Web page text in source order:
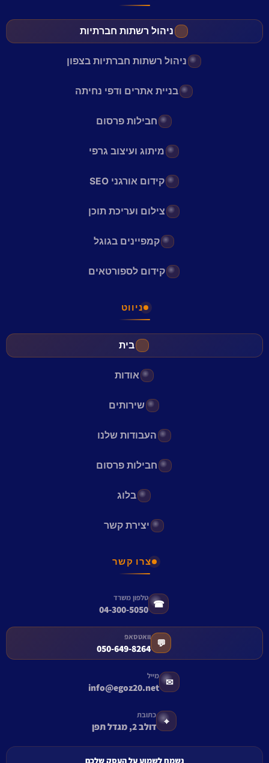
ניהול רשתות חברתיות
ניהול רשתות חברתיות בצפון
בניית אתרים ודפי נחיתה
חבילות פרסום
מיתוג ועיצוב גרפי
קידום אורגני SEO
צילום ועריכת תוכן
קמפיינים בגוגל
קידום לספורטאים
ניווט
בית
אודות
שירותים
העבודות שלנו
חבילות פרסום
בלוג
יצירת קשר
צרו קשר
☎
טלפון משרד
04-300-5050
💬
וואטסאפ
050-649-8264
✉
מייל
info@egoz20.net
⌖
כתובת
דולב 2, מגדל תפן
נשמח לשמוע על העסק שלכם